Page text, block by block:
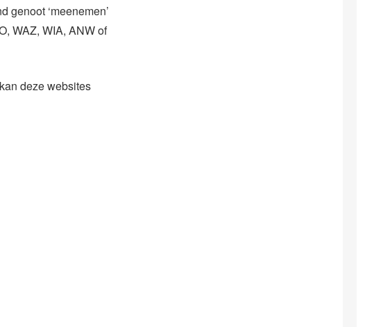
genoot ‘meenemen’
WAZ, WIA, ANW of
deze websites